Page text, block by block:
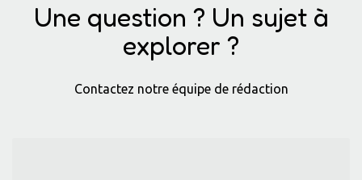
Une question ? Un sujet à
explorer ?
Contactez notre équipe de rédaction